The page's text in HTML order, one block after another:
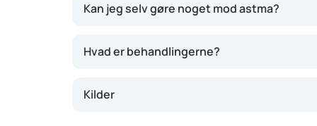
Kan jeg selv gøre noget mod astma?
Hvad er behandlingerne?
Kilder